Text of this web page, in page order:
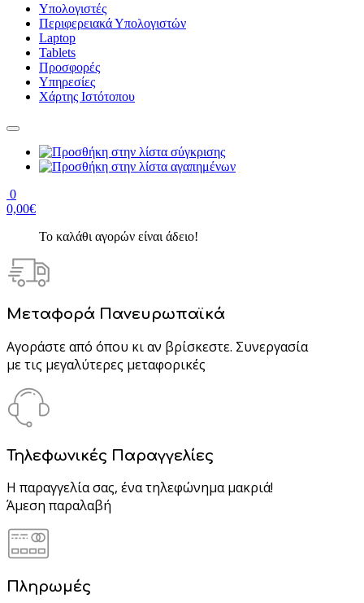
Υπολογιστές
Περιφερειακά Υπολογιστών
Laptop
Tablets
Προσφορές
Υπηρεσίες
Χάρτης Ιστότοπου
0
0,00€
Το καλάθι αγορών είναι άδειο!
Μεταφορά Πανευρωπαϊκά
Αγοράστε από όπου κι αν βρίσκεστε. Συνεργασία
με τις μεγαλύτερες μεταφορικές
Τηλεφωνικές Παραγγελίες
Η παραγγελία σας, ένα τηλεφώνημα μακριά!
Άμεση παραλαβή
Πληρωμές